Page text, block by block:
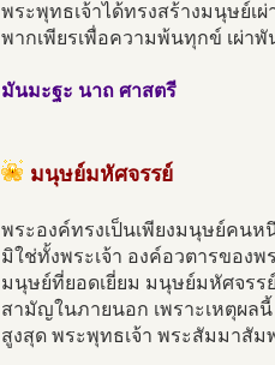
พระพุทธเจ้าได้ทรงสร้างมนุษย์เ
พากเพียรเพื่อความพ้นทุกข์ เผ่า
มันมะฐะ นาถ ศาสตรี
มนุษย์มหัศจรรย์
พระองค์ทรงเป็นเพียงมนุษย์คนห
มิใช่ทั้งพระเจ้า องค์อวตารของพ
มนุษย์ที่ยอดเยี่ยม มนุษย์มหัศจร
สามัญในภายนอก เพราะเหตุผล
สูงสุด พระพุทธเจ้า พระสัมมาสัม